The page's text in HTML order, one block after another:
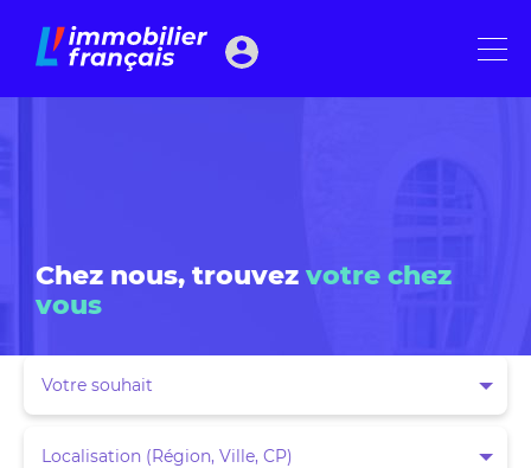
Chez nous, trouvez
Votre souhait
Localisation (Région, Ville, CP)